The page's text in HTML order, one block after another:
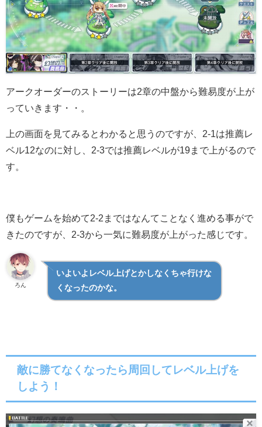
アークオーダーのストーリーは2章の中盤から難易度が上が
っていきます・・。
上の画面を見てみるとわかると思うのですが、2-1は推薦レ
ベル12なのに対し、2-3では推薦レベルが19まで上がるので
す。
僕もゲームを始めて2-2まではなんてことなく進める事がで
きたのですが、2-3から一気に難易度が上がった感じです。
ろん
いよいよレベル上げとかしなくちゃ行けな
くなったのかな。
敵に勝てなくなったら周回してレベル上げを
しよう！